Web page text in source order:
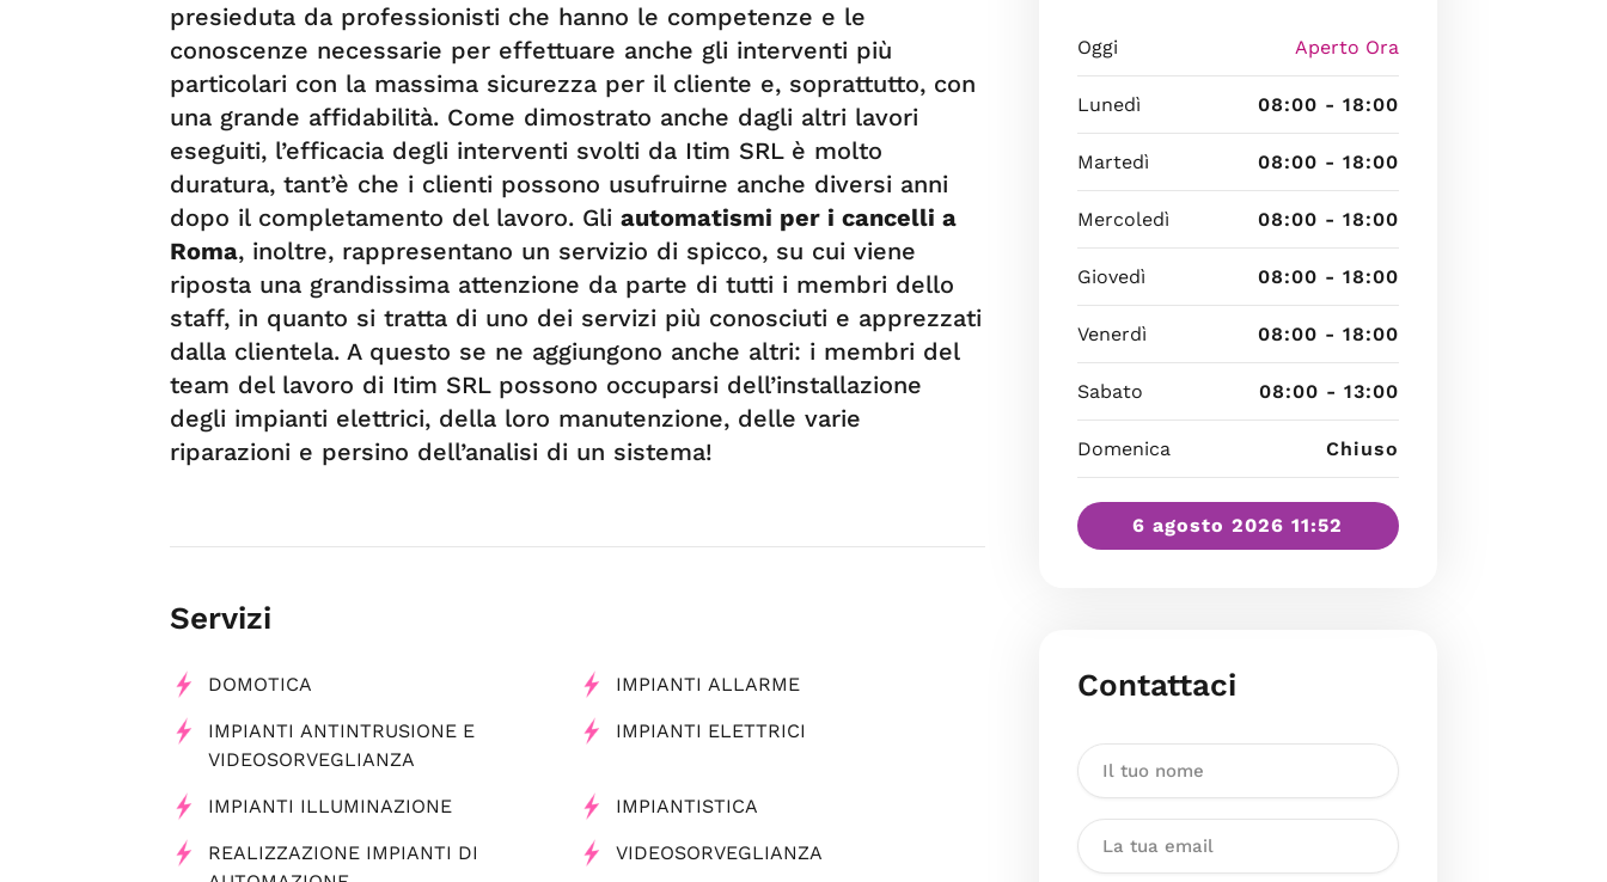
presieduta da professionisti che hanno le competenze e le
conoscenze necessarie per effettuare anche gli interventi più
particolari con la massima sicurezza per il cliente e, soprattutto, con
una grande affidabilità. Come dimostrato anche dagli altri lavori
eseguiti, l’efficacia degli interventi svolti da Itim SRL è molto
duratura, tant’è che i clienti possono usufruirne anche diversi anni
dopo il completamento del lavoro. Gli automatismi per i cancelli a
Roma, inoltre, rappresentano un servizio di spicco, su cui viene
riposta una grandissima attenzione da parte di tutti i membri dello
staff, in quanto si tratta di uno dei servizi più conosciuti e apprezzati
dalla clientela. A questo se ne aggiungono anche altri: i membri del
team del lavoro di Itim SRL possono occuparsi dell’installazione
degli impianti elettrici, della loro manutenzione, delle varie
riparazioni e persino dell’analisi di un sistema!
Servizi
DOMOTICA IMPIANTI ALLARME
IMPIANTI ANTINTRUSIONE E
VIDEOSORVEGLIANZA
IMPIANTI ELETTRICI
IMPIANTI ILLUMINAZIONE IMPIANTISTICA
REALIZZAZIONE IMPIANTI DI
VIDEOSORVEGLIANZA
Oggi Aperto Ora
Lunedì 08:00 - 18:00
Martedì 08:00 - 18:00
Mercoledì 08:00 - 18:00
Giovedì 08:00 - 18:00
Venerdì 08:00 - 18:00
Sabato 08:00 - 13:00
Domenica Chiuso
6 agosto 2026 11:52
Contattaci